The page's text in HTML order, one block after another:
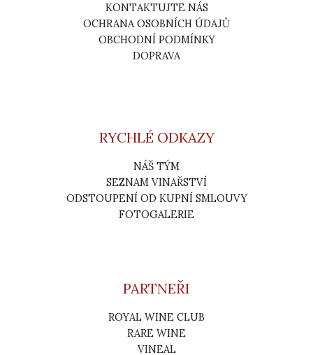
KONTAKTUJTE NÁS
OCHRANA OSOBNÍCH ÚDAJŮ
OBCHODNÍ PODMÍNKY
DOPRAVA
RYCHLÉ ODKAZY
NÁŠ TÝM
SEZNAM VINAŘSTVÍ
ODSTOUPENÍ OD KUPNÍ SMLOUVY
FOTOGALERIE
PARTNEŘI
ROYAL WINE CLUB
RARE WINE
VINEAL